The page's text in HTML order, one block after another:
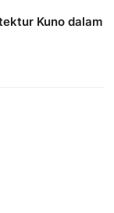
Kuno dalam